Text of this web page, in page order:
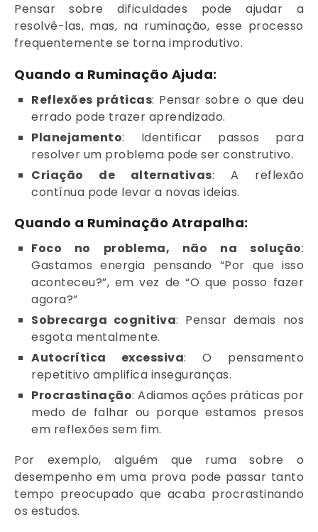
Pensar sobre dificuldades pode ajudar a
resolvê-las, mas, na ruminação, esse processo
frequentemente se torna improdutivo.
Quando a Ruminação Ajuda:
Reflexões práticas: Pensar sobre o que deu
errado pode trazer aprendizado.
Planejamento: Identificar passos para
resolver um problema pode ser construtivo.
Criação de alternativas: A reflexão
contínua pode levar a novas ideias.
Quando a Ruminação Atrapalha:
Foco no problema, não na solução:
Gastamos energia pensando “Por que isso
aconteceu?”, em vez de “O que posso fazer
agora?”
Sobrecarga cognitiva: Pensar demais nos
esgota mentalmente.
Autocrítica excessiva: O pensamento
repetitivo amplifica inseguranças.
Procrastinação: Adiamos ações práticas por
medo de falhar ou porque estamos presos
em reflexões sem fim.
Por exemplo, alguém que ruma sobre o
desempenho em uma prova pode passar tanto
tempo preocupado que acaba procrastinando
os estudos.